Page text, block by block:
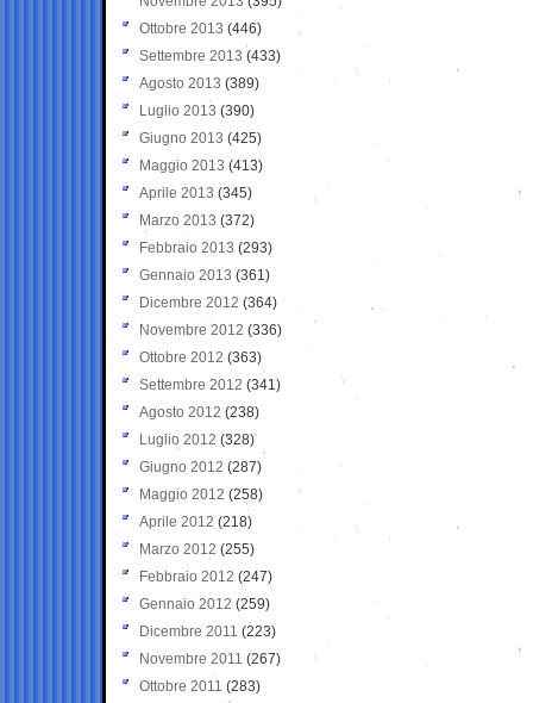
Ottobre 2013 (446)
Settembre 2013 (433)
Agosto 2013 (389)
Luglio 2013 (390)
Giugno 2013 (425)
Maggio 2013 (413)
Aprile 2013 (345)
Marzo 2013 (372)
Febbraio 2013 (293)
Gennaio 2013 (361)
Dicembre 2012 (364)
Novembre 2012 (336)
Ottobre 2012 (363)
Settembre 2012 (341)
Agosto 2012 (238)
Luglio 2012 (328)
Giugno 2012 (287)
Maggio 2012 (258)
Aprile 2012 (218)
Marzo 2012 (255)
Febbraio 2012 (247)
Gennaio 2012 (259)
Dicembre 2011 (223)
Novembre 2011 (267)
Ottobre 2011 (283)